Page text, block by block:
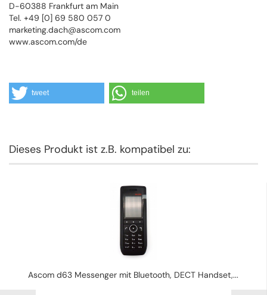
D-60388 Frankfurt am Main
Tel. +49 [0] 69 580 057 0
marketing.dach@ascom.com
www.ascom.com/de
tweet teilen
Dieses Produkt ist z.B. kompatibel zu:
Ascom d63 Messenger mit Bluetooth, DECT Handset,...